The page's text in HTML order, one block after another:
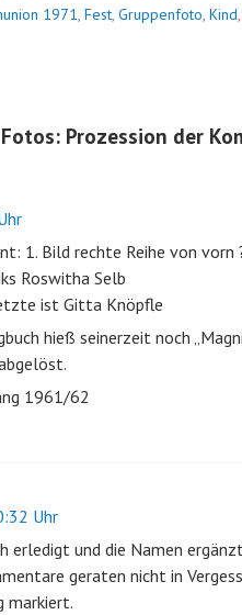
1971, Fest, Gruppenfoto, Kind,
Prozession der
1. Bild rechte Reihe von
Roswitha Selb
ist Gitta Knöpfle
hieß seinerzeit noch
1961/62
Uhr
erledigt und die Namen
geraten nicht in
markiert.